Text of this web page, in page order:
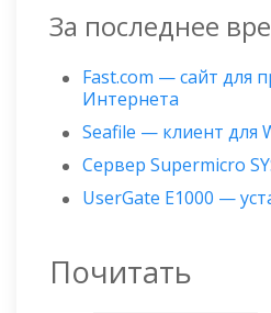
За последнее
Fast.com — сайт для
Интернета
Seafile — клиент для
Сервер Supermicro
UserGate E1000 —
Почитать